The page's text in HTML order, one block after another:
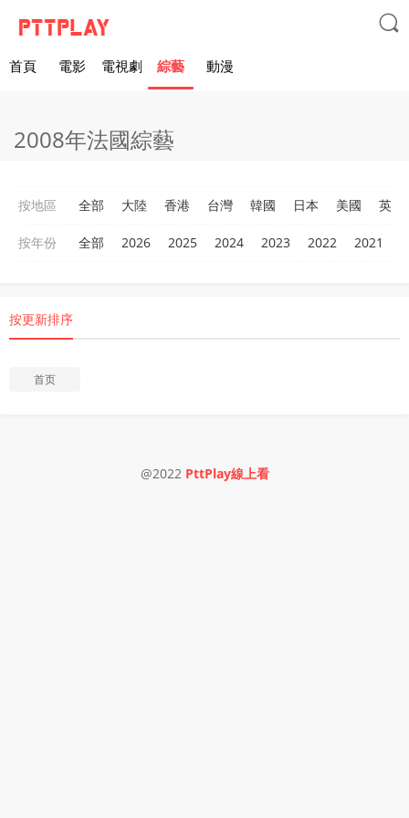

首頁 電影 電視劇 綜藝 動漫
2008年法國綜藝
按地區 全部 大陸 香港 台灣 韓國 日本 美國 英國
按年份 全部 2026 2025 2024 2023 2022 2021
按更新排序
首页
@2022 PttPlay線上看